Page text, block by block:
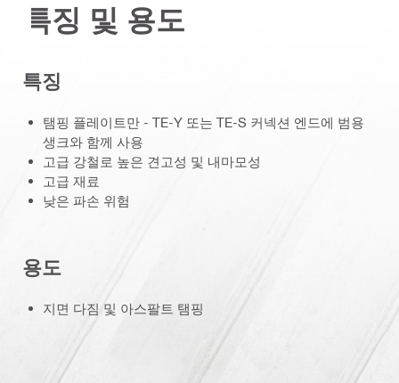
특징 및 용도
특징
탬핑 플레이트만 - TE-Y 또는 TE-S 커넥션 엔드에 범용
생크와 함께 사용
고급 강철로 높은 견고성 및 내마모성
고급 재료
낮은 파손 위험
용도
지면 다짐 및 아스팔트 탬핑